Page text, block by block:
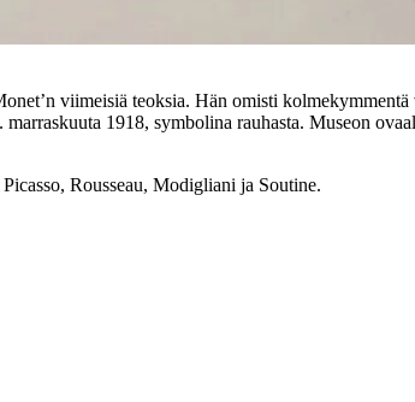
viimeisiä teoksia. Hän omisti
1918, symbolina rauhasta. Museon
Rousseau, Modigliani ja Soutine.